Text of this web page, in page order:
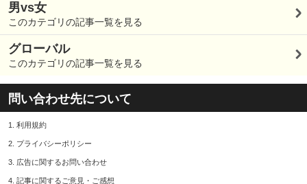
男vs女
このカテゴリの記事一覧を見る
グローバル
このカテゴリの記事一覧を見る
問い合わせ先について
1. 利用規約
2. プライバシーポリシー
3. 広告に関するお問い合わせ
4. 記事に関するご意見・ご感想